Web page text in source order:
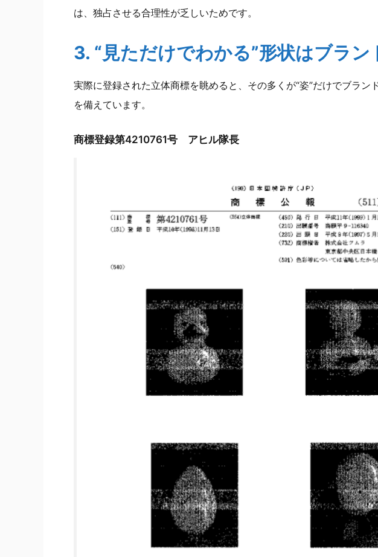
は、独占させる合理性が乏しいためです。
3. “見ただけでわかる”形状はブラン
実際に登録された立体商標を眺めると、その多くが“姿”だけでブラン
を備えています。
商標登録第4210761号 アヒル隊長